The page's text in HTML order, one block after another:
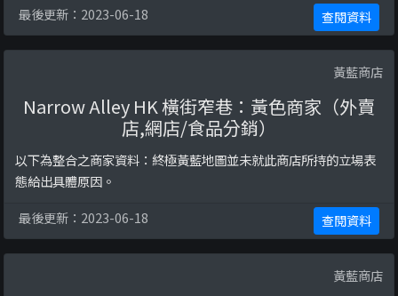
最後更新：2023-06-18
查閱資料
黃藍商店
Narrow Alley HK 橫街窄巷：黃色商家（外賣
店,網店/食品分銷）
以下為整合之商家資料：終極黃藍地圖並未就此商店所持的立場表
態給出具體原因。
最後更新：2023-06-18
查閱資料
黃藍商店